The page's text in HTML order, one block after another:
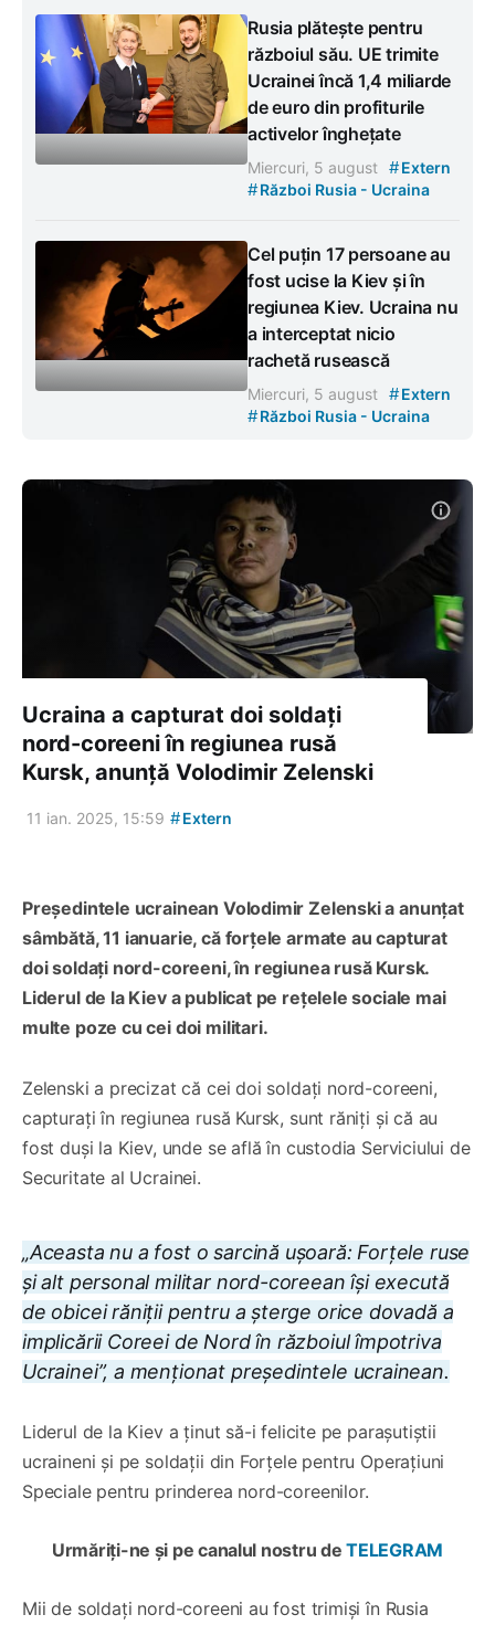
Rusia plătește pentru
războiul său. UE trimite
Ucrainei încă 1,4 miliarde
de euro din profiturile
activelor înghețate
Miercuri, 5 august #Extern
#Război Rusia - Ucraina
Cel puțin 17 persoane au
fost ucise la Kiev și în
regiunea Kiev. Ucraina nu
a interceptat nicio
rachetă rusească
Miercuri, 5 august #Extern
#Război Rusia - Ucraina
Ucraina a capturat doi soldați
nord-coreeni în regiunea rusă
Kursk, anunță Volodimir Zelenski
11 ian. 2025, 15:59 #Extern
Președintele ucrainean Volodimir Zelenski a anunțat
sâmbătă, 11 ianuarie, că forțele armate au capturat
doi soldați nord-coreeni, în regiunea rusă Kursk.
Liderul de la Kiev a publicat pe rețelele sociale mai
multe poze cu cei doi militari.
Zelenski a precizat că cei doi soldați nord-coreeni,
capturați în regiunea rusă Kursk, sunt răniți și că au
fost duși la Kiev, unde se află în custodia Serviciului de
Securitate al Ucrainei.
„Aceasta nu a fost o sarcină ușoară: Forțele ruse
și alt personal militar nord-coreean își execută
de obicei răniții pentru a șterge orice dovadă a
implicării Coreei de Nord în războiul împotriva
Ucrainei”, a menționat președintele ucrainean.
Liderul de la Kiev a ținut să-i felicite pe parașutiștii
ucraineni și pe soldații din Forțele pentru Operațiuni
Speciale pentru prinderea nord-coreenilor.
Urmăriți-ne și pe canalul nostru deTELEGRAM
Mii de soldați nord-coreeni au fost trimiși în Rusia